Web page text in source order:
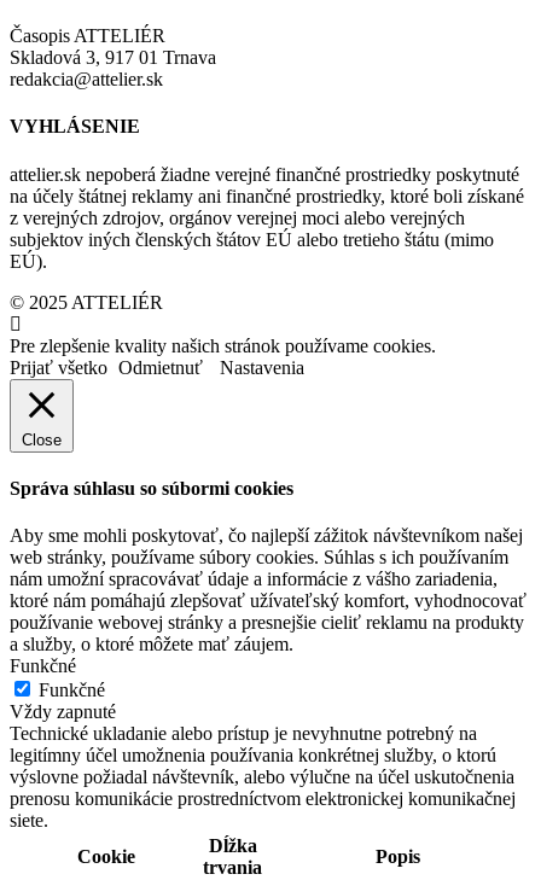
Časopis ATTELIÉR
Skladová 3, 917 01 Trnava
redakcia@attelier.sk
VYHLÁSENIE
attelier.sk nepoberá žiadne verejné finančné prostriedky poskytnuté
na účely štátnej reklamy ani finančné prostriedky, ktoré boli získané
z verejných zdrojov, orgánov verejnej moci alebo verejných
subjektov iných členských štátov EÚ alebo tretieho štátu (mimo
EÚ).
© 2025 ATTELIÉR
Pre zlepšenie kvality našich stránok používame cookies.
Prijať všetko Odmietnuť Nastavenia
Close
Správa súhlasu so súbormi cookies
Aby sme mohli poskytovať, čo najlepší zážitok návštevníkom našej
web stránky, používame súbory cookies. Súhlas s ich používaním
nám umožní spracovávať údaje a informácie z vášho zariadenia,
ktoré nám pomáhajú zlepšovať užívateľský komfort, vyhodnocovať
používanie webovej stránky a presnejšie cieliť reklamu na produkty
a služby, o ktoré môžete mať záujem.
Funkčné
Funkčné
Vždy zapnuté
Technické ukladanie alebo prístup je nevyhnutne potrebný na
legitímny účel umožnenia používania konkrétnej služby, o ktorú
výslovne požiadal návštevník, alebo výlučne na účel uskutočnenia
prenosu komunikácie prostredníctvom elektronickej komunikačnej
siete.
Cookie
Dĺžka
trvania
Popis